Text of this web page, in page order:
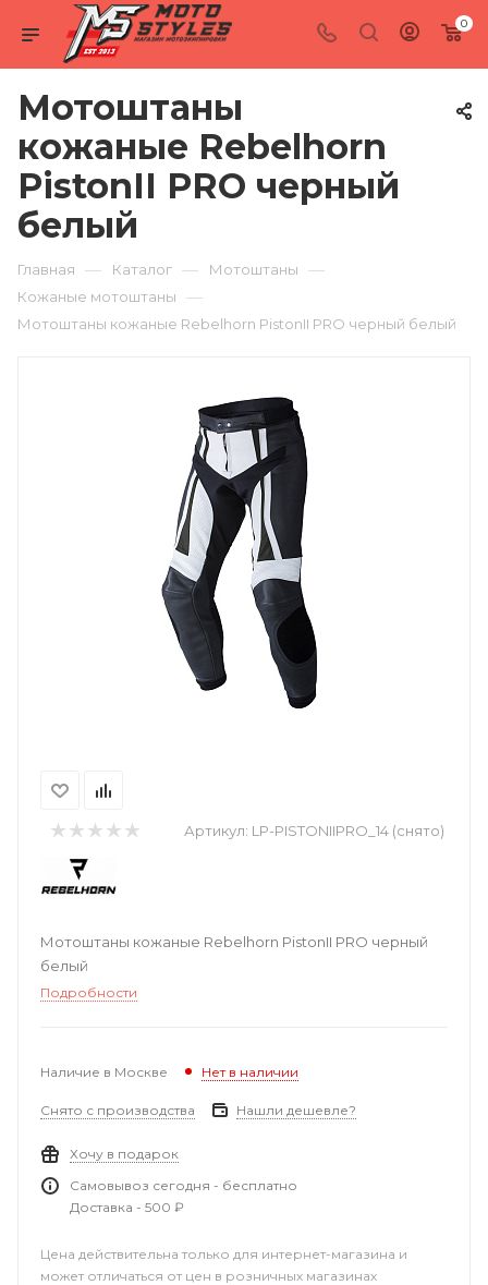
0
Мотоштаны
кожаные Rebelhorn
PistonII PRO черный
белый
Главная — Каталог — Мотоштаны —
Кожаные мотоштаны —
Мотоштаны кожаные Rebelhorn PistonII PRO черный белый
Артикул: LP-PISTONIIPRO_14 (снято)
Мотоштаны кожаные Rebelhorn PistonII PRO черный
белый
Подробности
Наличие в Москве Нет в наличии
Снято с производства Нашли дешевле?
Хочу в подарок
Самовывоз сегодня - бесплатно
Доставка - 500 ₽
Цена действительна только для интернет-магазина и
может отличаться от цен в розничных магазинах